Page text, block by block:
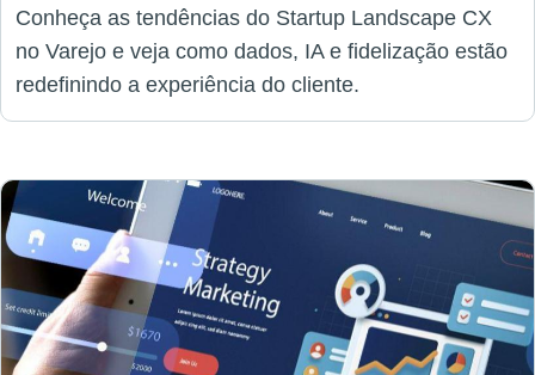
Conheça as tendências do Startup Landscape CX
no Varejo e veja como dados, IA e fidelização estão
redefinindo a experiência do cliente.